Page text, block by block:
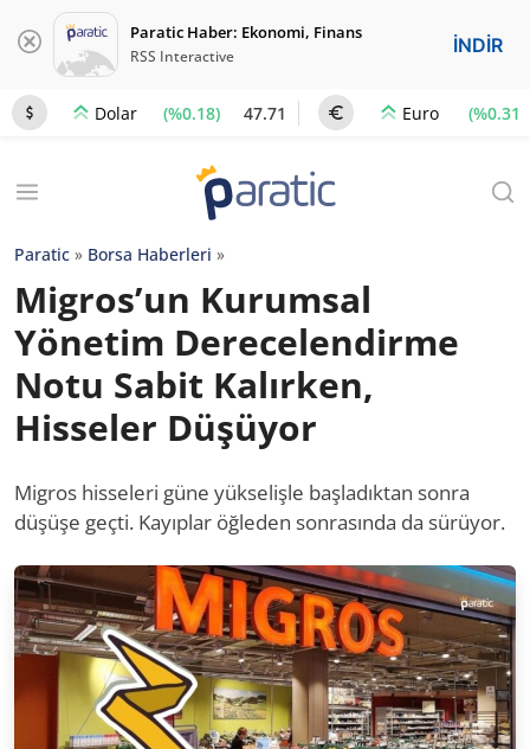
Paratic Haber: Ekonomi, Finans
RSS Interactive İNDİR
Dolar (%0.18) 47.71 Euro (%0.31)
Paratic » Borsa Haberleri »
Migros’un Kurumsal
Yönetim Derecelendirme
Notu Sabit Kalırken,
Hisseler Düşüyor
Migros hisseleri güne yükselişle başladıktan sonra
düşüşe geçti. Kayıplar öğleden sonrasında da sürüyor.